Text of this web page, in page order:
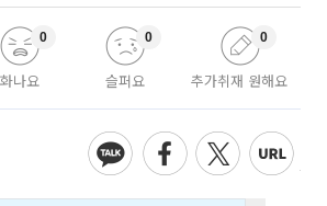
화나요
0
슬퍼요
0
추가취재 원해요
0